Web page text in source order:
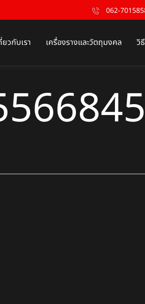
062-
ยวกับเรา เครื่องรางและวัตถุมงคล วิ